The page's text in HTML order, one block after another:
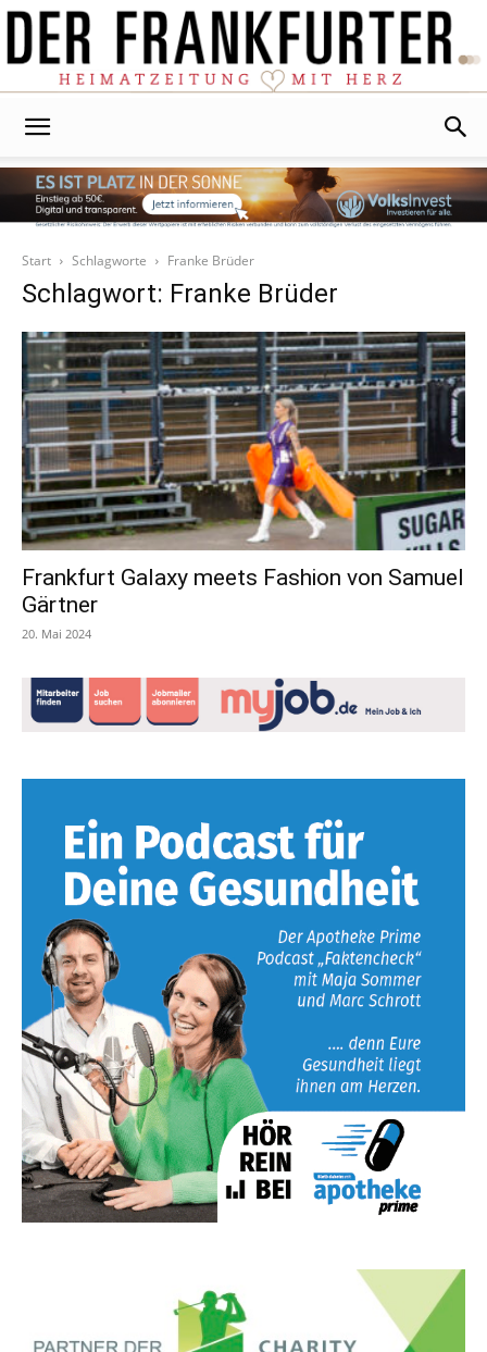
Start
Schlagworte Franke Brüder
Schlagwort: Franke Brüder
Frankfurt Galaxy meets Fashion von Samuel
Gärtner
20. Mai 2024